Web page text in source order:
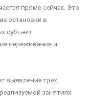
прямо сейчас. Это
остановки в
субъект
переживания и
выявление трех
занятиях